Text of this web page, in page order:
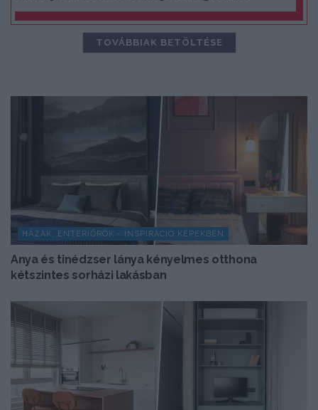
TOVÁBBIAK BETÖLTÉSE
HÁZAK, ENTERIŐRÖK - INSPIRÁCIÓ KÉPEKBEN
Anya és tinédzser lánya kényelmes otthona
kétszintes sorházi lakásban